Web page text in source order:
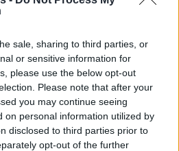
sale, sharing to third parties, or
or sensitive information for
please use the below opt-out
Please note that after your
you may continue seeing
on personal information utilized by
disclosed to third parties prior to
opt-out of the further
ante el Granada dio 2
Darder suma 54 puntos, con
Comunio y 6.93 en SofaScore.
1,3 tiros, 1 pase clave, 1,2
por partido. Su precio ha
días.